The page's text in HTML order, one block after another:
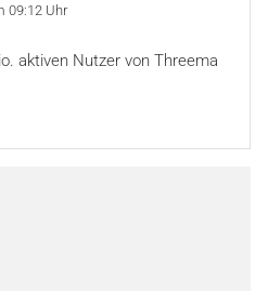
09:12 Uhr
aktiven Nutzer von Threema